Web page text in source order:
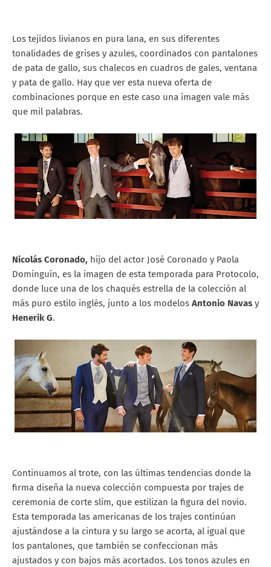
Los tejidos livianos en pura lana, en sus diferentes
tonalidades de grises y azules, coordinados con pantalones
de pata de gallo, sus chalecos en cuadros de gales, ventana
y pata de gallo. Hay que ver esta nueva oferta de
combinaciones porque en este caso una imagen vale más
que mil palabras.
Nicolás Coronado, hijo del actor José Coronado y Paola
Dominguín, es la imagen de esta temporada para Protocolo,
donde luce una de los chaqués estrella de la colección al
más puro estilo inglés, junto a los modelos Antonio Navas y
Henerik G.
Continuamos al trote, con las últimas tendencias donde la
firma diseña la nueva colección compuesta por trajes de
ceremonia de corte slim, que estilizan la figura del novio.
Esta temporada las americanas de los trajes continúan
ajustándose a la cintura y su largo se acorta, al igual que
los pantalones, que también se confeccionan más
ajustados y con bajos más acortados. Los tonos azules en